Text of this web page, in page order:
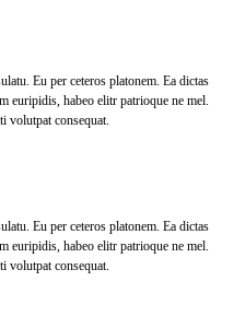
Eu per ceteros platonem. Ea dictas
euripidis, habeo elitr patrioque ne mel.
volutpat consequat.
Eu per ceteros platonem. Ea dictas
euripidis, habeo elitr patrioque ne mel.
volutpat consequat.